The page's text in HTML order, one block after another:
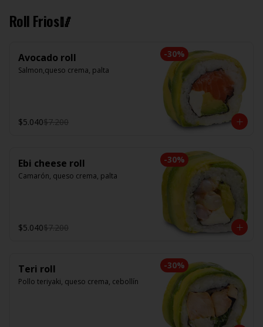
Roll Frios🥢
-30%
Avocado roll
Salmon,queso crema, palta
$5.040$7.200
-30%
Ebi cheese roll
Camarón, queso crema, palta
$5.040$7.200
-30%
Teri roll
Pollo teriyaki, queso crema, cebollín